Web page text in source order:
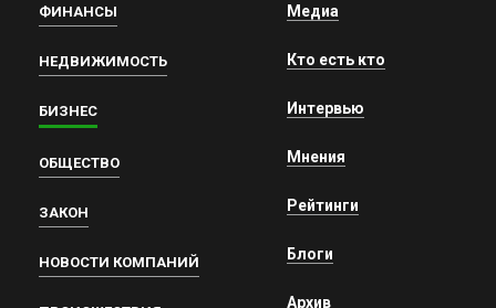
ФИНАНСЫ
НЕДВИЖИМОСТЬ
БИЗНЕС
ОБЩЕСТВО
ЗАКОН
НОВОСТИ КОМПАНИЙ
Медиа
Кто есть кто
Интервью
Мнения
Рейтинги
Блоги
Архив